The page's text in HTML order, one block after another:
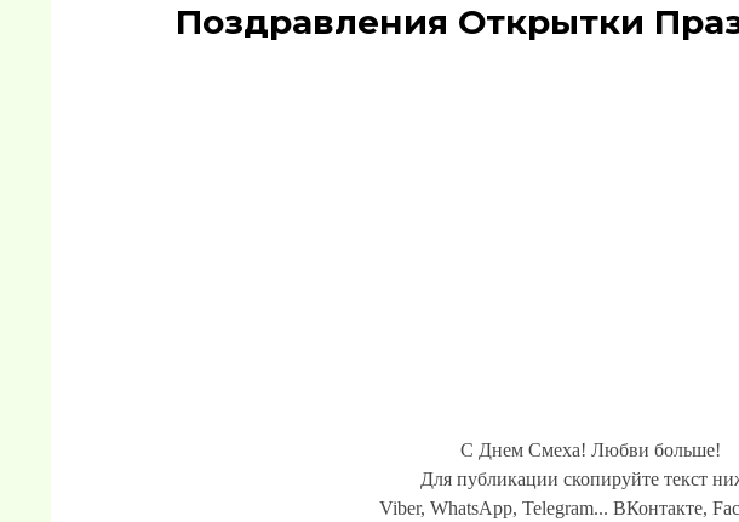
Поздравления Открытки
С Днем Смеха! Любви больше!
Для публикации скопируйте текст
Viber, WhatsApp, Telegram... ВКонтакте,